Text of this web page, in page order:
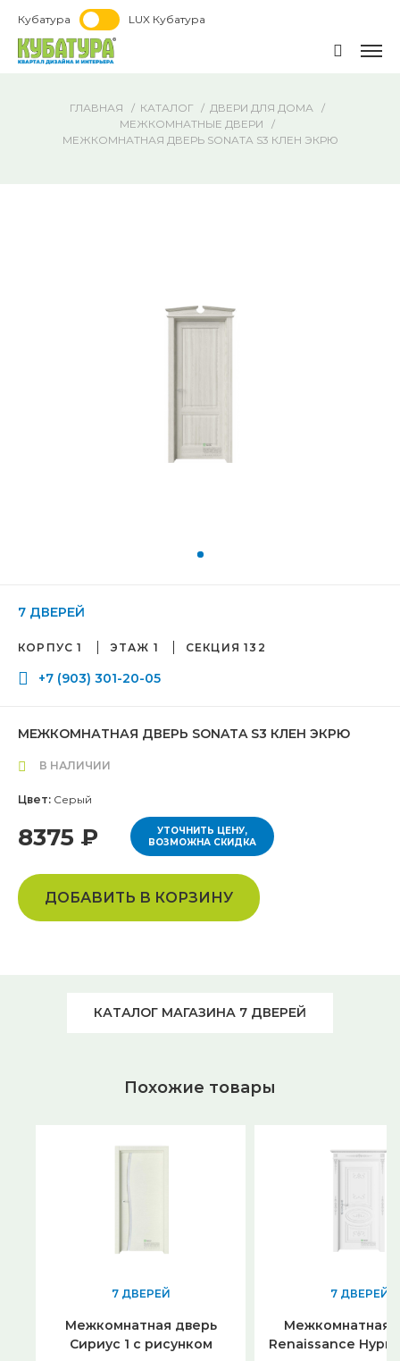
Кубатура LUX Кубатура
ГЛАВНАЯ КАТАЛОГ
ДВЕРИ ДЛЯ ДОМА
МЕЖКОМНАТНЫЕ ДВЕРИ
МЕЖКОМНАТНАЯ ДВЕРЬ SONATA S3 КЛЕН ЭКРЮ
7 ДВЕРЕЙ
КОРПУС 1 ЭТАЖ 1 СЕКЦИЯ 132
+7 (903) 301-20-05
МЕЖКОМНАТНАЯ ДВЕРЬ SONATA S3 КЛЕН ЭКРЮ
В НАЛИЧИИ
Цвет: Серый
8375 ₽
УТОЧНИТЬ ЦЕНУ,
ВОЗМОЖНА СКИДКА
ДОБАВИТЬ В КОРЗИНУ
КАТАЛОГ МАГАЗИНА 7 ДВЕРЕЙ
Похожие товары
7 ДВЕРЕЙ
Межкомнатная дверь
Сириус 1 с рисунком
7 ДВЕРЕЙ
Межкомнатная
Renaissance